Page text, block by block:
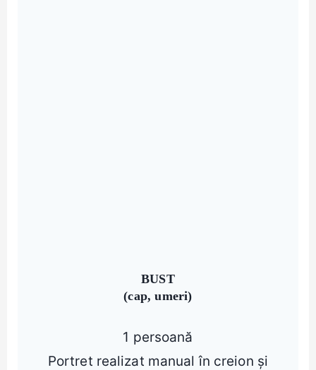
BUST
(cap, umeri)
1 persoană
Portret realizat manual în creion și